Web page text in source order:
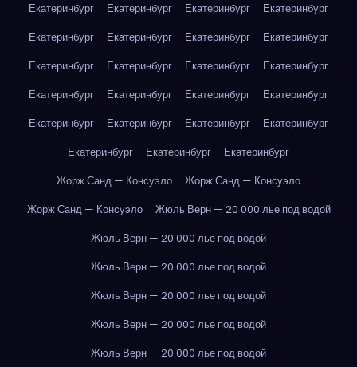
Екатеринбург
Екатеринбург Екатеринбург
Екатеринбург
Екатеринбург
Екатеринбург Екатеринбург
Екатеринбург
Екатеринбург
Екатеринбург Екатеринбург
Екатеринбург
Екатеринбург
Екатеринбург Екатеринбург
Екатеринбург
Екатеринбург
Екатеринбург Екатеринбург
Екатеринбург
Екатеринбург
Екатеринбург
Екатеринбург
Жорж Санд — Консуэло
Жорж Санд — Консуэло
Жорж Санд — Консуэло
Жюль Верн — 20 000 лье под водой
Жюль Верн — 20 000 лье под водой
Жюль Верн — 20 000 лье под водой
Жюль Верн — 20 000 лье под водой
Жюль Верн — 20 000 лье под водой
Жюль Верн — 20 000 лье под водой